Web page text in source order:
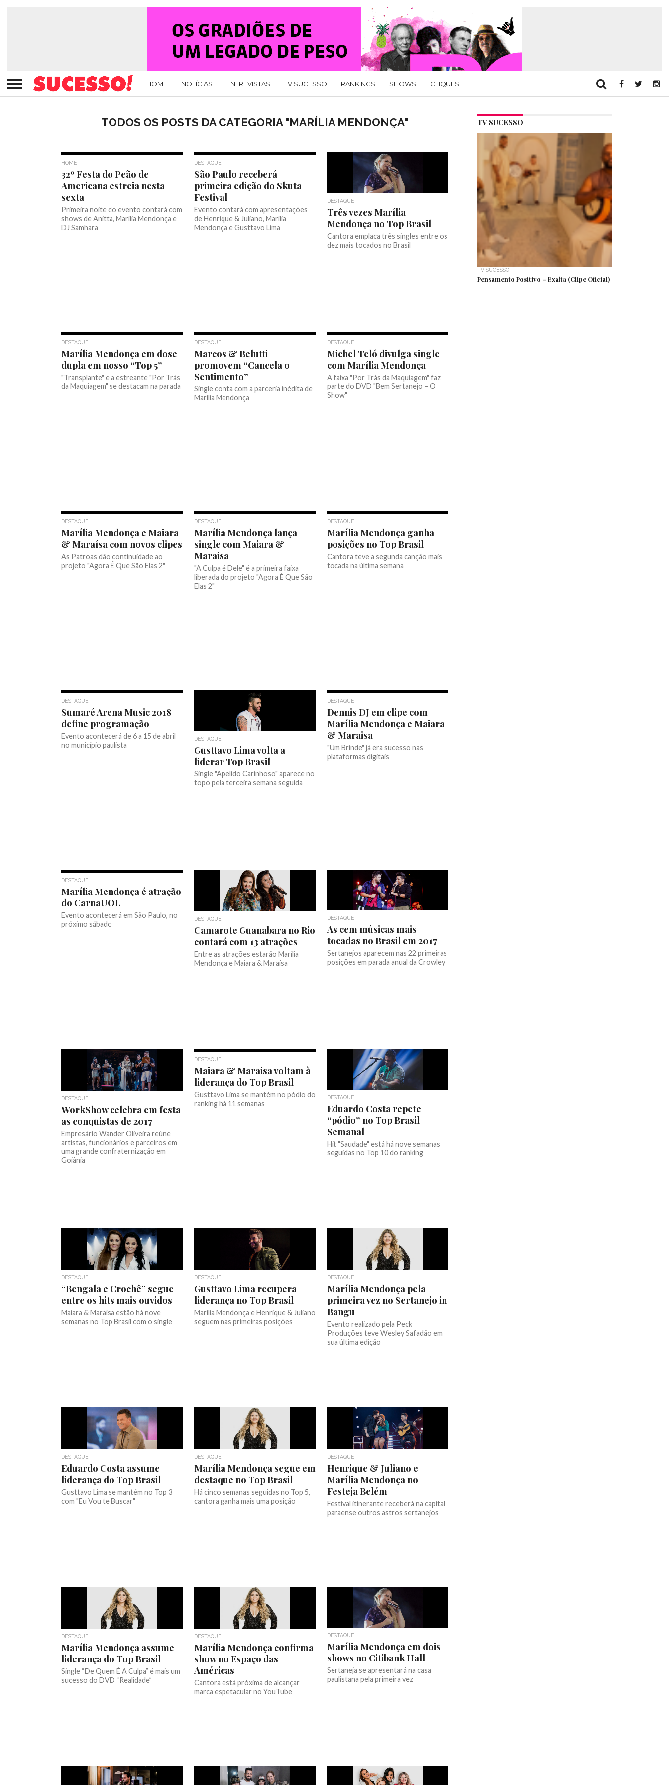
HOME NOTÍCIAS ENTREVISTAS TV SUCESSO RANKINGS SHOWS CLIQUES
TODOS OS POSTS DA CATEGORIA "MARÍLIA MENDONÇA"
HOME
32º Festa do Peão de
Americana estreia nesta
sexta
Primeira noite do evento contará com
shows de Anitta, Marília Mendonça e
DJ Samhara
DESTAQUE
São Paulo receberá
primeira edição do Skuta
Festival
Evento contará com apresentações
de Henrique & Juliano, Marília
Mendonça e Gusttavo Lima
DESTAQUE
Três vezes Marília
Mendonça no Top Brasil
Cantora emplaca três singles entre os
dez mais tocados no Brasil
DESTAQUE
Marília Mendonça em dose
dupla em nosso “Top 5”
"Transplante" e a estreante "Por Trás
da Maquiagem" se destacam na parada
DESTAQUE
Marcos & Belutti
promovem “Cancela o
Sentimento”
Single conta com a parceria inédita de
Marília Mendonça
DESTAQUE
Michel Teló divulga single
com Marília Mendonça
A faixa "Por Trás da Maquiagem" faz
parte do DVD "Bem Sertanejo – O
Show"
DESTAQUE
Marília Mendonça e Maiara
& Maraísa com novos clipes
As Patroas dão continuidade ao
projeto "Agora É Que São Elas 2"
DESTAQUE
Marília Mendonça lança
single com Maiara &
Maraisa
"A Culpa é Dele" é a primeira faixa
liberada do projeto "Agora É Que São
Elas 2"
DESTAQUE
Marília Mendonça ganha
posições no Top Brasil
Cantora teve a segunda canção mais
tocada na última semana
DESTAQUE
Sumaré Arena Music 2018
define programação
Evento acontecerá de 6 a 15 de abril
no município paulista
DESTAQUE
Gusttavo Lima volta a
liderar Top Brasil
Single "Apelido Carinhoso" aparece no
topo pela terceira semana seguida
DESTAQUE
Dennis DJ em clipe com
Marília Mendonça e Maiara
& Maraisa
"Um Brinde" já era sucesso nas
plataformas digitais
DESTAQUE
Marília Mendonça é atração
do CarnaUOL
Evento acontecerá em São Paulo, no
próximo sábado
DESTAQUE
Camarote Guanabara no Rio
contará com 13 atrações
Entre as atrações estarão Marília
Mendonça e Maiara & Maraísa
DESTAQUE
As cem músicas mais
tocadas no Brasil em 2017
Sertanejos aparecem nas 22 primeiras
posições em parada anual da Crowley
DESTAQUE
WorkShow celebra em festa
as conquistas de 2017
Empresário Wander Oliveira reúne
artistas, funcionários e parceiros em
uma grande confraternização em
Goiânia
DESTAQUE
Maiara & Maraisa voltam à
liderança do Top Brasil
Gusttavo Lima se mantém no pódio do
ranking há 11 semanas
DESTAQUE
Eduardo Costa repete
“pódio” no Top Brasil
Semanal
Hit "Saudade" está há nove semanas
seguidas no Top 10 do ranking
DESTAQUE
“Bengala e Crochê” segue
entre os hits mais ouvidos
Maiara & Maraísa estão há nove
semanas no Top Brasil com o single
DESTAQUE
Gusttavo Lima recupera
liderança no Top Brasil
Marília Mendonça e Henrique & Juliano
seguem nas primeiras posições
DESTAQUE
Marília Mendonça pela
primeira vez no Sertanejo in
Bangu
Evento realizado pela Peck
Produções teve Wesley Safadão em
sua última edição
DESTAQUE
Eduardo Costa assume
liderança do Top Brasil
Gusttavo Lima se mantém no Top 3
com "Eu Vou te Buscar"
DESTAQUE
Marília Mendonça segue em
destaque no Top Brasil
Há cinco semanas seguidas no Top 5,
cantora ganha mais uma posição
DESTAQUE
Henrique & Juliano e
Marília Mendonça no
Festeja Belém
Festival itinerante receberá na capital
paraense outros astros sertanejos
DESTAQUE
Marília Mendonça assume
liderança do Top Brasil
Single “De Quem É A Culpa” é mais um
sucesso do DVD “Realidade”
DESTAQUE
Marília Mendonça confirma
show no Espaço das
Américas
Cantora está próxima de alcançar
marca espetacular no YouTube
DESTAQUE
Marília Mendonça em dois
shows no Citibank Hall
Sertaneja se apresentará na casa
paulistana pela primeira vez
TV SUCESSO
TV SUCESSO
Pensamento Positivo – Exalta (Clipe Oficial)